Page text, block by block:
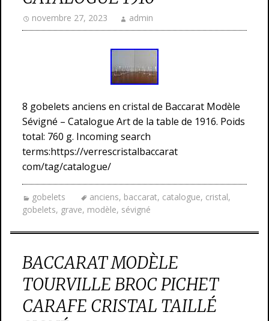
novembre 27, 2023 admin
8 gobelets anciens en cristal de Baccarat Modèle
Sévigné – Catalogue Art de la table de 1916. Poids
total: 760 g. Incoming search
terms:https://verrescristalbaccarat
com/tag/catalogue/
gobelets anciens, baccarat, catalogue, cristal,
gobelets, grave, modèle, sévigné
BACCARAT MODÈLE
TOURVILLE BROC PICHET
CARAFE CRISTAL TAILLÉ